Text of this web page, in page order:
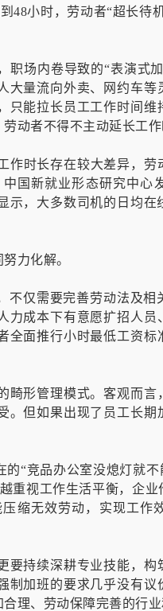
48小时，劳动者“超长待
场内卷导致的“表演式
大量流向外卖、网约车等
能拉长员工工作时间维
动者不得不主动延长工作
作时长存在较大差异，
国新就业形态研究中心
，大多数司机的日均在
力化解。
不仅需要完善劳动法及相
力成本下有意愿扩招人
面推行小时最低工资标
畸形管理模式。客观而言
但如果出现了员工长期
的“竞品办公室没熄灯就不
重视工作生活平衡，企
缩无效劳动，实现工作
持续深耕专业技能，构
加班的要求几乎没有议
理、劳动保障完善的行业